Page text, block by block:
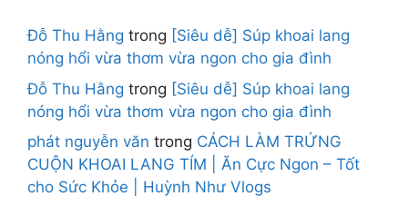
Đỗ Thu Hằng trong [Siêu dễ] Súp khoai lang
nóng hổi vừa thơm vừa ngon cho gia đình
Đỗ Thu Hằng trong [Siêu dễ] Súp khoai lang
nóng hổi vừa thơm vừa ngon cho gia đình
phát nguyễn văn trong CÁCH LÀM TRỨNG
CUỘN KHOAI LANG TÍM | Ăn Cực Ngon – Tốt
cho Sức Khỏe | Huỳnh Như Vlogs